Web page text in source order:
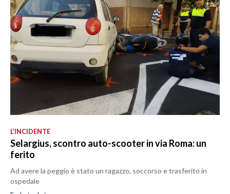
L’INCIDENTE
Selargius, scontro auto-scooter in via Roma: un
ferito
Ad avere la peggio è stato un ragazzo, soccorso e trasferito in
ospedale